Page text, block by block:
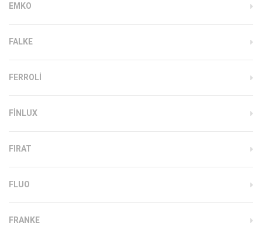
EMKO
FALKE
FERROLI
FINLUX
FIRAT
FLUO
FRANKE